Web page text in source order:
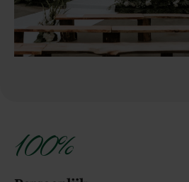
100%